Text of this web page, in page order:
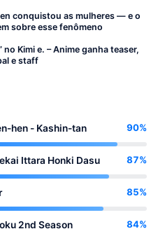
conquistou as mulheres — e o
sobre esse fenômeno
no Kimi e. – Anime ganha teaser,
e staff
hen - Kashin-tan 90%
Ittara Honki Dasu 87%
85%
2nd Season 84%